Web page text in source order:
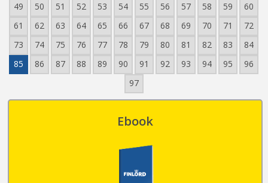
49
50 51 52 53 54 55 56 57 58 59
60
61
62 63 64 65 66 67 68 69 70 71
72
73
74 75 76 77 78 79 80 81 82 83
84
85
86 87 88 89 90 91 92 93 94 95
96
97
Ebook